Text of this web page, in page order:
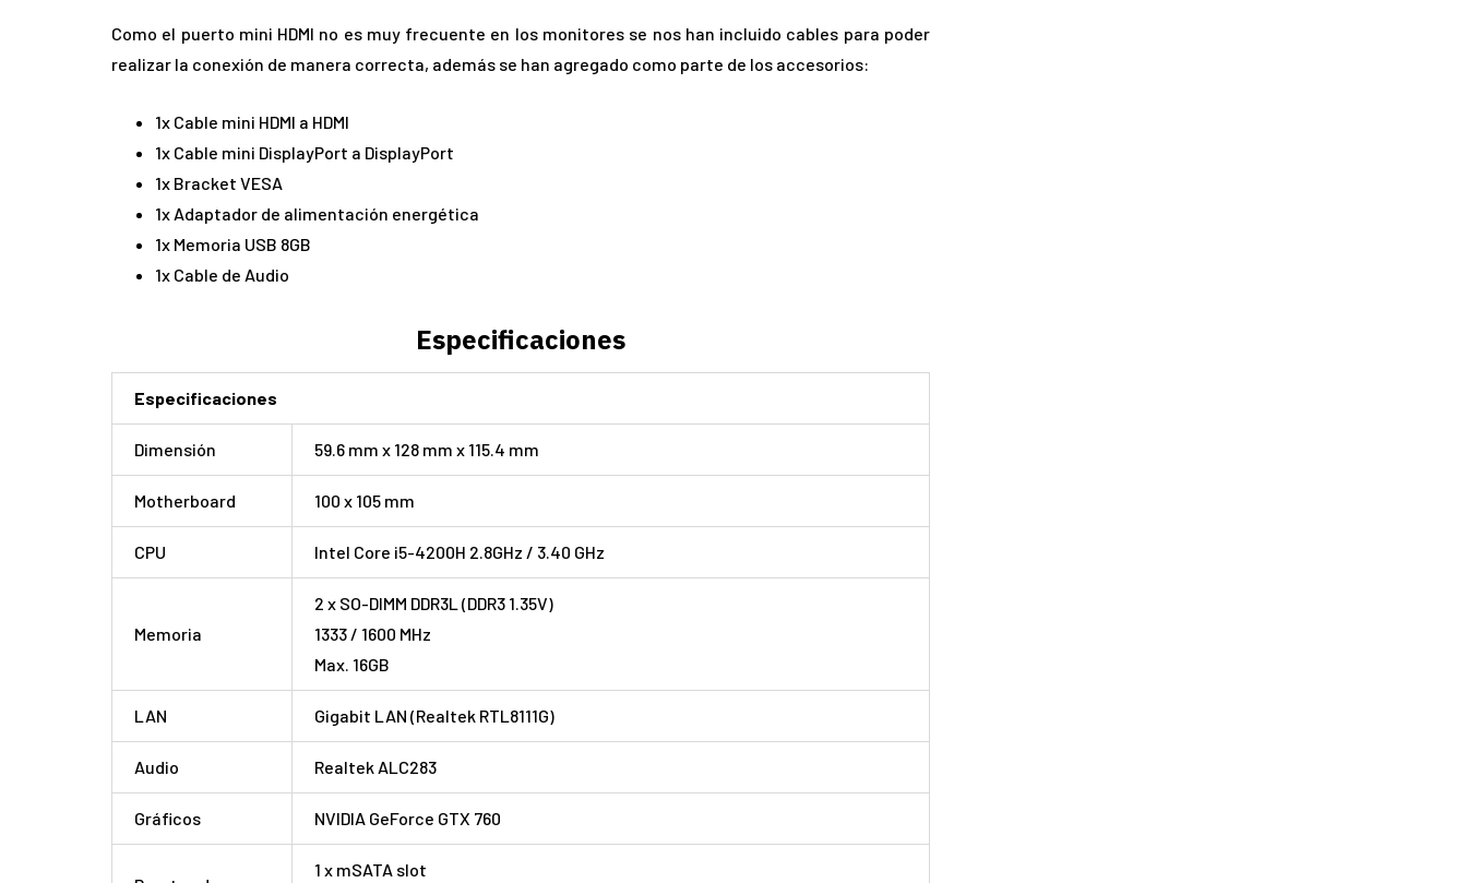
Como el puerto mini HDMI no es muy frecuente en los monitores se nos han incluido cables para poder
realizar la conexión de manera correcta, además se han agregado como parte de los accesorios:
1x Cable mini HDMI a HDMI
1x Cable mini DisplayPort a DisplayPort
1x Bracket VESA
1x Adaptador de alimentación energética
1x Memoria USB 8GB
1x Cable de Audio
Especificaciones
Especificaciones
Dimensión 59.6 mm x 128 mm x 115.4 mm
Motherboard 100 x 105 mm
CPU Intel Core i5-4200H 2.8GHz / 3.40 GHz
Memoria
2 x SO-DIMM DDR3L (DDR3 1.35V)
1333 / 1600 MHz
Max. 16GB
LAN Gigabit LAN (Realtek RTL8111G)
Audio Realtek ALC283
Gráficos NVIDIA GeForce GTX 760
1 x mSATA slot